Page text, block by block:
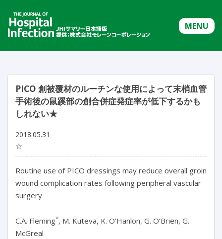
MENU
PICO 創被覆材のルーチンな使用によって末梢血管
手術後の鼠蹊部の創合併症発症率が低下するかも
しれない★
2018.05.31
☆
Routine use of PICO dressings may reduce overall groin
wound complication rates following peripheral vascular
surgery
C.A. Fleming*, M. Kuteva, K. O’Hanlon, G. O’Brien, G.
McGreal